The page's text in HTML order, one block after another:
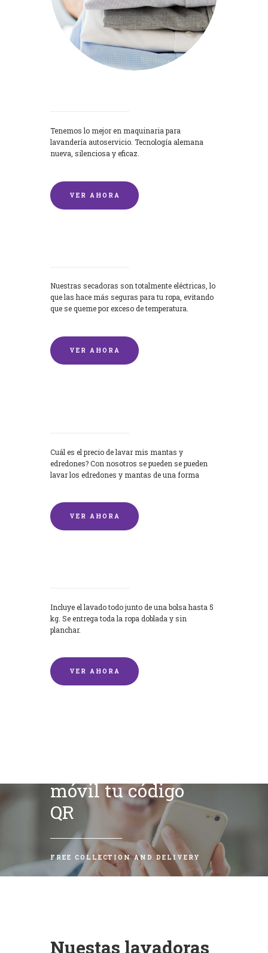
Tenemos lo mejor en maquinaria para
lavandería autoservicio. Tecnología alemana
nueva, silenciosa y eficaz.
VER AHORA
Nuestras secadoras son totalmente eléctricas, lo
que las hace más seguras para tu ropa, evitando
que se queme por exceso de temperatura.
VER AHORA
Cuál es el precio de lavar mis mantas y
edredones? Con nosotros se pueden se pueden
lavar los edredones y mantas de una forma
VER AHORA
Incluye el lavado todo junto de una bolsa hasta 5
kg. Se entrega toda la ropa doblada y sin
planchar.
VER AHORA
móvil tu código
QR
FREE COLLECTION AND DELIVERY
Nuestas lavadoras